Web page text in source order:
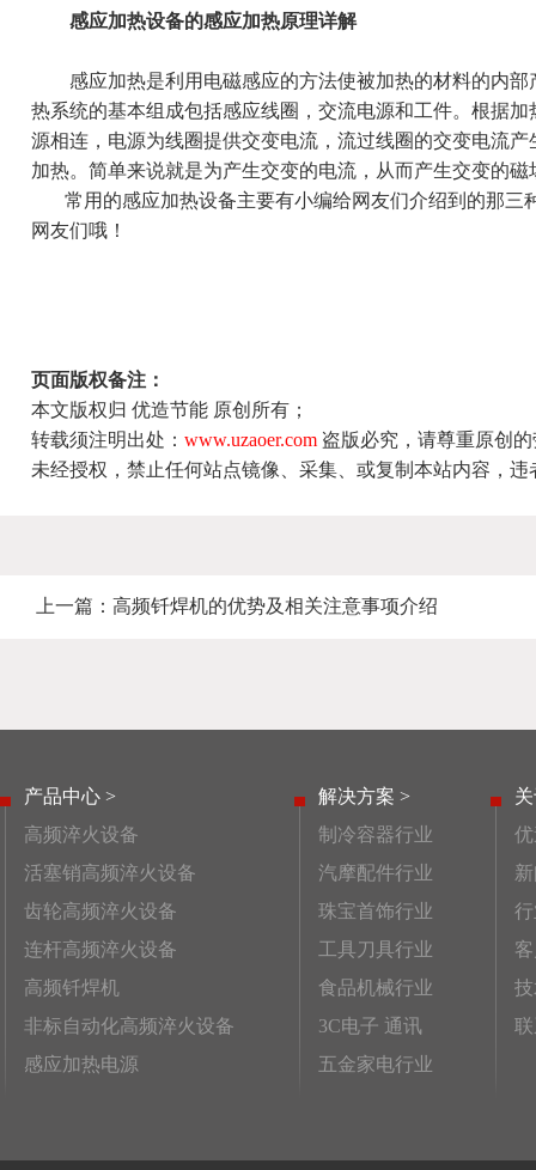
感应加热设备的感应加热原理详解
感应加热是利用电磁感应的方法使被加热的材料的内部
热系统的基本组成包括感应线圈，交流电源和工件。根据
源相连，电源为线圈提供交变电流，流过线圈的交变电流
加热。简单来说就是为产生交变的电流，从而产生交变的
常用的感应加热设备主要有小编给网友们介绍到的那三
网友们哦！
页面版权备注：
本文版权归 优造节能 原创所有；
转载须注明出处： www.uzaoer.com 盗版必究，请尊重原创
未经授权，禁止任何站点镜像、采集、或复制本站内容，
上一篇： 高频钎焊机的优势及相关注意事项介绍
产品中心 >
高频淬火设备
活塞销高频淬火设备
齿轮高频淬火设备
连杆高频淬火设备
高频钎焊机
非标自动化高频淬火设备
感应加热电源
解决方案 >
制冷容器行业
汽摩配件行业
珠宝首饰行业
工具刀具行业
食品机械行业
3C电子 通讯
五金家电行业